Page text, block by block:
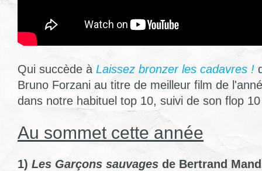
Qui succède à Laissez bronzer les cadavres !
Bruno Forzani au titre de meilleur film de
dans notre habituel top 10, suivi de son flop
Au sommet cette année
1) Les Garçons sauvages de Bertrand